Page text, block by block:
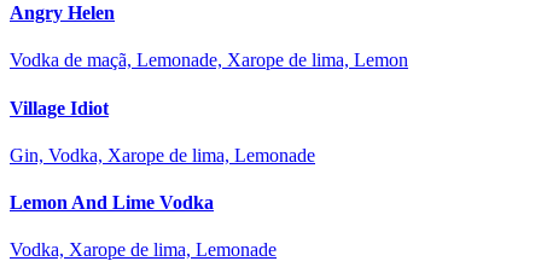
Angry Helen
Vodka de maçã, Lemonade, Xarope de lima, Lemon
Village Idiot
Gin, Vodka, Xarope de lima, Lemonade
Lemon And Lime Vodka
Vodka, Xarope de lima, Lemonade